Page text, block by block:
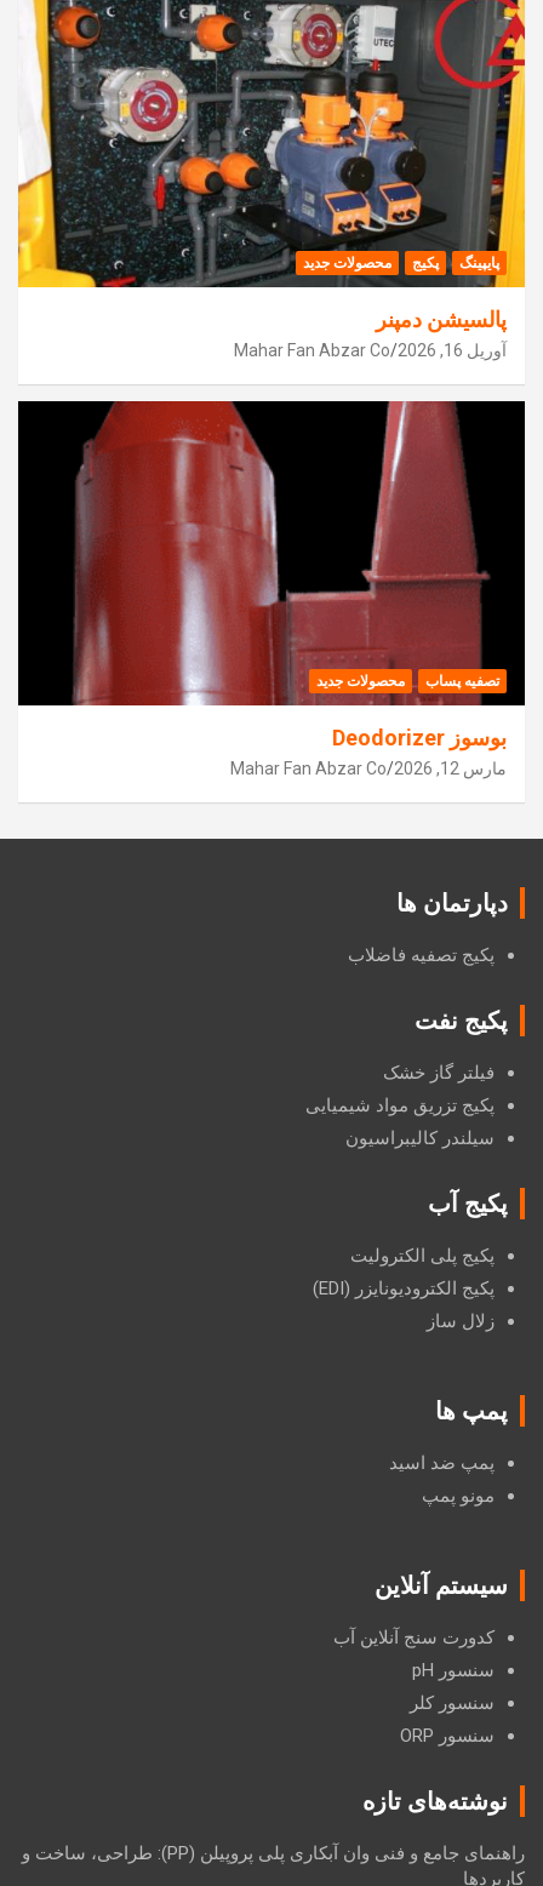
پایپینگ پکیج محصولات جدید
پالسیشن دمپنر
آوریل 16, 2026 Mahar Fan Abzar Co
تصفیه پساب محصولات جدید
بوسوز Deodorizer
مارس 12, 2026 Mahar Fan Abzar Co
دپارتمان ها
پکیج تصفیه فاضلاب
پکیج نفت
فیلتر گاز خشک
پکیج تزریق مواد شیمیایی
سیلندر کالیبراسیون
پکیج آب
پکیج پلی الکترولیت
پکیج الکترودیونایزر (EDI)
زلال ساز
پمپ ها
پمپ ضد اسید
مونو پمپ
سیستم آنلاین
کدورت سنج آنلاین آب
سنسور pH
سنسور کلر
سنسور ORP
نوشته‌های تازه
راهنمای جامع و فنی وان آبکاری پلی پروپیلن (PP): طراحی، ساخت و
کاربردها